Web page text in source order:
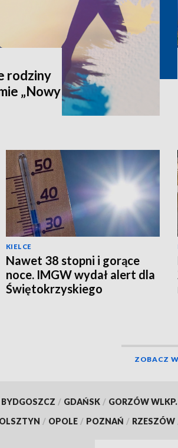
rodziny
„Nowy
KIELCE
Nawet 38 stopni i gorące
noce. IMGW wydał alert dla
Świętokrzyskiego
ZOBACZ
BYDGOSZCZ / GDAŃSK / GORZÓW WLKP.
OLSZTYN / OPOLE / POZNAŃ / RZESZÓW